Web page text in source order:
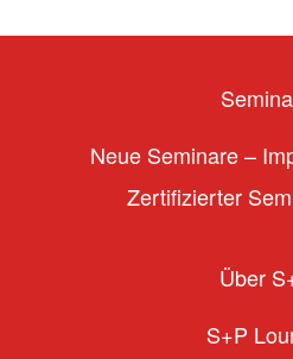
Neue Seminare –
Zertifizierter
Über
S+P